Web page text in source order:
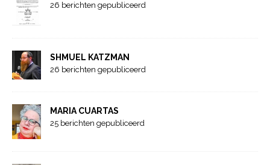
26 berichten gepubliceerd
SHMUEL KATZMAN
26 berichten gepubliceerd
MARIA CUARTAS
25 berichten gepubliceerd